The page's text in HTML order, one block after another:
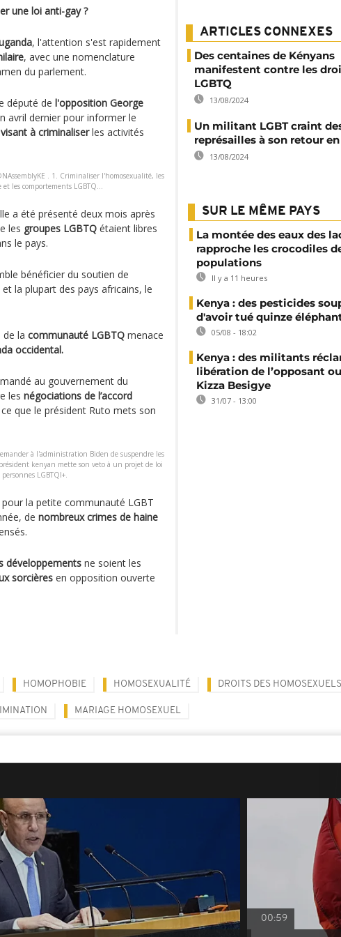
une loi anti-gay ?
, l'attention s'est rapidement
, avec une nomenclature
du parlement.
député de l'opposition George
avril dernier pour informer le
à criminaliserles activités
. 1. Criminaliser l'homosexualité, les
et les comportements LGBTQ...
a été présenté deux mois après
les groupes LGBTQ étaient libres
le pays.
bénéficier du soutien de
la plupart des pays africains, le
la communauté LGBTQ menace
occidental.
au gouvernement du
les négociations de l’accord
que le président Ruto mets son
à l'administration Biden de suspendre les
kenyan mette son veto à un projet de loi
LGBTQI+.
pour la petite communauté LGBT
de nombreux crimes de haine
développements ne soient les
sorcières en opposition ouverte
ARTICLES CONNEXES
Des centaines de Kényans
manifestent contre les
LGBTQ
13/08/2024
Un militant LGBT craint
représailles à son retour
13/08/2024
SUR LE MÊME PAYS
La montée des eaux des
rapproche les crocodiles
populations
Il y a 11 heures
Kenya : des pesticides
d'avoir tué quinze
05/08 - 18:02
Kenya : des militants
libération de l’opposant
Kizza Besigye
31/07 - 13:00
HOMOPHOBIE HOMOSEXUALITÉ DROITS DES HOMOSEXUELS
MARIAGE HOMOSEXUEL
00:59